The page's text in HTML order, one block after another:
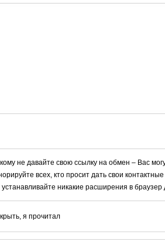
не давайте свою ссылку на обмен – Вас
всех, кто просит дать свои
устанавливайте никакие расширения в
я прочитал